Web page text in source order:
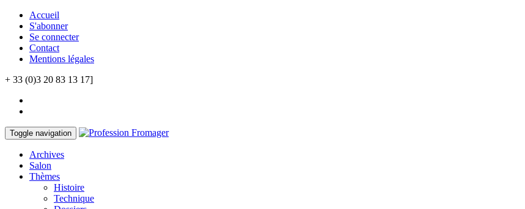
Accueil
S'abonner
Se connecter
Contact
Mentions légales
+ 33 (0)3 20 83 13 17]
Toggle navigation
Archives
Salon
Thèmes
Histoire
Technique